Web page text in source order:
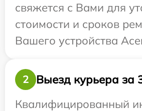
свяжется с Вами для
стоимости и сроков
Вашего устройства
2
Выезд курьера за
Квалифицированный